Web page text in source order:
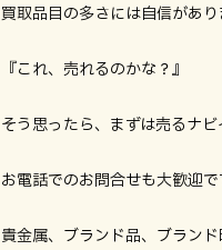
買取品目の多さには自信があり
『これ、売れるのかな？』
そう思ったら、まずは売るナ
お電話でのお問合せも大歓迎で
貴金属、ブランド品、ブラン